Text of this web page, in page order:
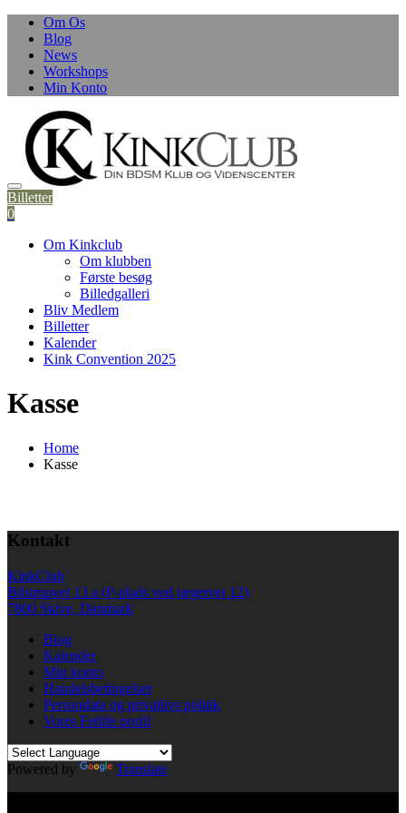
Skip
content
Om Os
Blog
News
Workshops
Min Konto
Billetter
0
Om Kinkclub
Om klubben
Første besøg
Billedgalleri
Bliv Medlem
Billetter
Kalender
Kink Convention 2025
Kasse
Home
Kasse
Kontakt
KinkClub
Bilstrupvej 13 a (P-plads ved jægervej 12)
7800 Skive, Danmark
Blog
Kalender
Min konto
Handelsbetingelser
Persondata og privatlivs politik
Vores Fetlife profil
Powered by
Translate